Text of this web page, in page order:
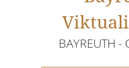
BAYREUTH -